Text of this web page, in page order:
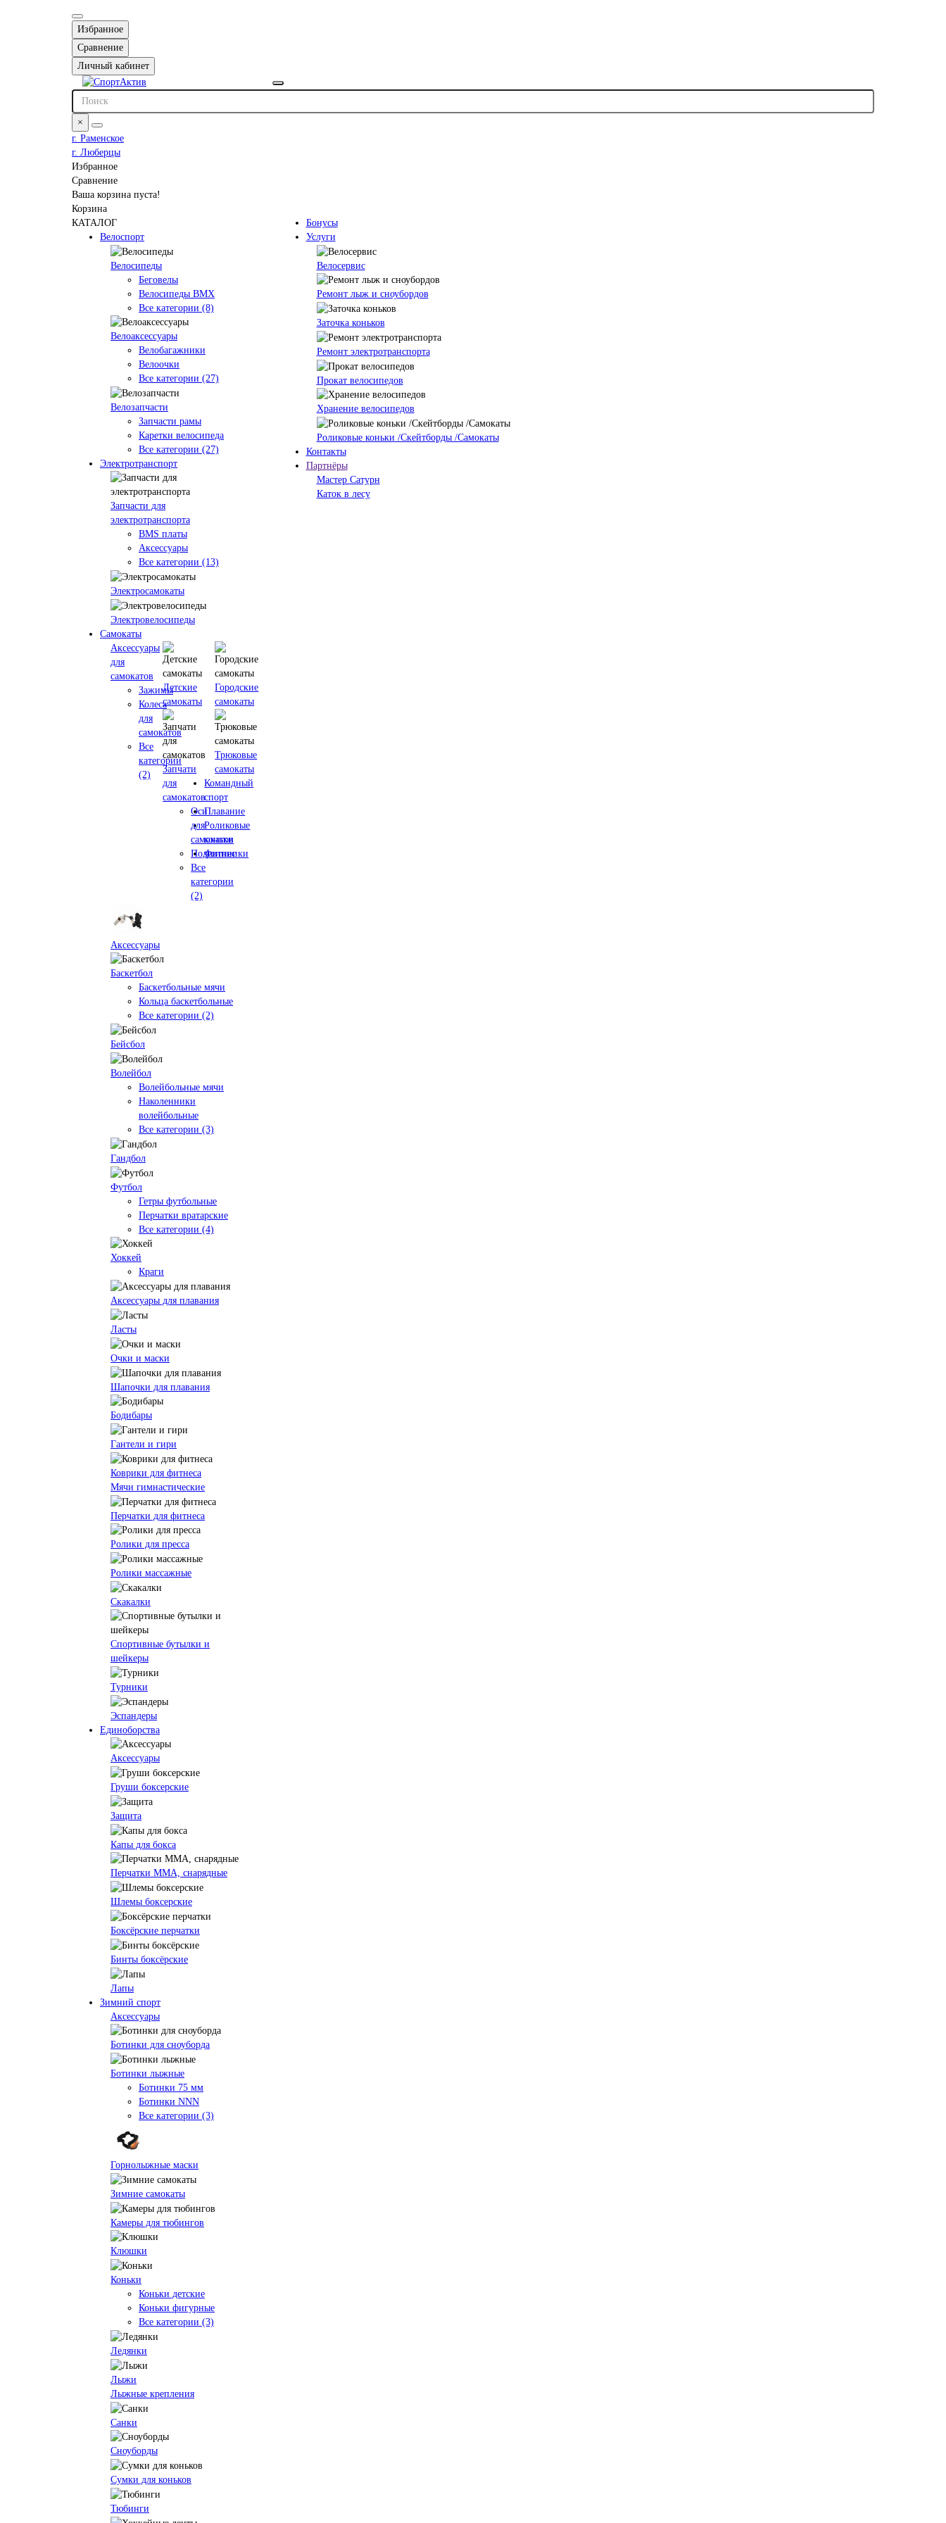
Избранное
Сравнение
Личный кабинет
×
г. Раменское
г. Люберцы
Избранное
Сравнение
Ваша корзина пуста!
Корзина
КАТАЛОГ
Велоспорт
Велосипеды
Беговелы
Велосипеды BMX
Все категории (8)
Велоаксессуары
Велобагажники
Велоочки
Все категории (27)
Велозапчасти
Запчасти рамы
Каретки велосипеда
Все категории (27)
Электротранспорт
Запчасти для
электротранспорта
BMS платы
Аксессуары
Все категории (13)
Электросамокаты
Электровелосипеды
Самокаты
Аксессуары
для
самокатов
Зажимы
Колеса
для
самокатов
Все
категории
(2)
Детские
самокаты
Городские
самокаты
Запчати
для
самокатов
Оси
для
самокатов
Подшипники
Все
категории
(2)
Трюковые
самокаты
Командный
спорт
Аксессуары
Баскетбол
Баскетбольные мячи
Кольца баскетбольные
Все категории (2)
Бейсбол
Волейбол
Волейбольные мячи
Наколенники
волейбольные
Все категории (3)
Гандбол
Футбол
Гетры футбольные
Перчатки вратарские
Все категории (4)
Хоккей
Краги
Плавание
Аксессуары для плавания
Ласты
Очки и маски
Шапочки для плавания
Роликовые
коньки
Фитнес
Бодибары
Гантели и гири
Коврики для фитнеса
Мячи гимнастические
Перчатки для фитнеса
Ролики для пресса
Ролики массажные
Скакалки
Спортивные бутылки и
шейкеры
Турники
Эспандеры
Единоборства
Аксессуары
Груши боксерские
Защита
Капы для бокса
Перчатки ММА, снарядные
Шлемы боксерские
Боксёрские перчатки
Бинты боксёрские
Лапы
Зимний спорт
Аксессуары
Ботинки для сноуборда
Ботинки лыжные
Ботинки 75 мм
Ботинки NNN
Все категории (3)
Горнолыжные маски
Зимние самокаты
Камеры для тюбингов
Клюшки
Коньки
Коньки детские
Коньки фигурные
Все категории (3)
Ледянки
Лыжи
Лыжные крепления
Санки
Сноуборды
Сумки для коньков
Тюбинги
Бонусы
Услуги
Велосервис
Ремонт лыж и сноубордов
Заточка коньков
Ремонт электротранспорта
Прокат велосипедов
Хранение велосипедов
Роликовые коньки /Скейтборды /Самокаты
Контакты
Партнёры
Мастер Сатурн
Каток в лесу